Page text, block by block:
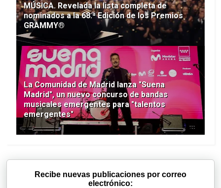
MÚSICA. Revelada la lista completa de
nominados a la 68.ª Edición de los Premios
GRAMMY®
La Comunidad de Madrid lanza "Suena
Madrid", un nuevo concurso de bandas
musicales emergentes para "talentos
emergentes"
Recibe nuevas publicaciones por correo
electrónico: